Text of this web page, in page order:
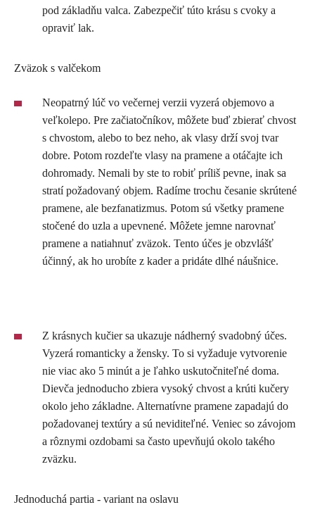
pod základňu valca. Zabezpečiť túto krásu s cvoky a
opraviť lak.
Zväzok s valčekom
Neopatrný lúč vo večernej verzii vyzerá objemovo a
veľkolepo. Pre začiatočníkov, môžete buď zbierať chvost
s chvostom, alebo to bez neho, ak vlasy drží svoj tvar
dobre. Potom rozdeľte vlasy na pramene a otáčajte ich
dohromady. Nemali by ste to robiť príliš pevne, inak sa
stratí požadovaný objem. Radíme trochu česanie skrútené
pramene, ale bezfanatizmus. Potom sú všetky pramene
stočené do uzla a upevnené. Môžete jemne narovnať
pramene a natiahnuť zväzok. Tento účes je obzvlášť
účinný, ak ho urobíte z kader a pridáte dlhé náušnice.
Z krásnych kučier sa ukazuje nádherný svadobný účes.
Vyzerá romanticky a žensky. To si vyžaduje vytvorenie
nie viac ako 5 minút a je ľahko uskutočniteľné doma.
Dievča jednoducho zbiera vysoký chvost a krúti kučery
okolo jeho základne. Alternatívne pramene zapadajú do
požadovanej textúry a sú neviditeľné. Veniec so závojom
a rôznymi ozdobami sa často upevňujú okolo takého
zväzku.
Jednoduchá partia - variant na oslavu